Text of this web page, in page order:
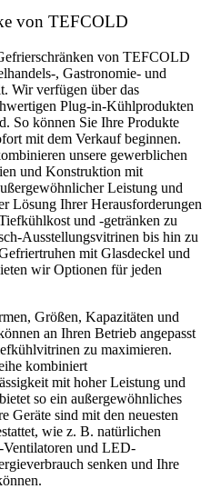
von TEFCOLD
von TEFCOLD
, Gastronomie- und
Wir verfügen über das
Plug-in-Kühlprodukten
So können Sie Ihre Produkte
mit dem Verkauf beginnen.
unsere gewerblichen
und Konstruktion mit
Leistung und
Lösung Ihrer Herausforderungen
und -getränken zu
Ausstellungsvitrinen bis hin zu
mit Glasdeckel und
wir Optionen für jeden
Größen, Kapazitäten und
an Ihren Betrieb angepasst
zu maximieren.
kombiniert
mit hoher Leistung und
so ein außergewöhnliches
Geräte sind mit den neuesten
wie z. B. natürlichen
und LED-
senken und Ihre